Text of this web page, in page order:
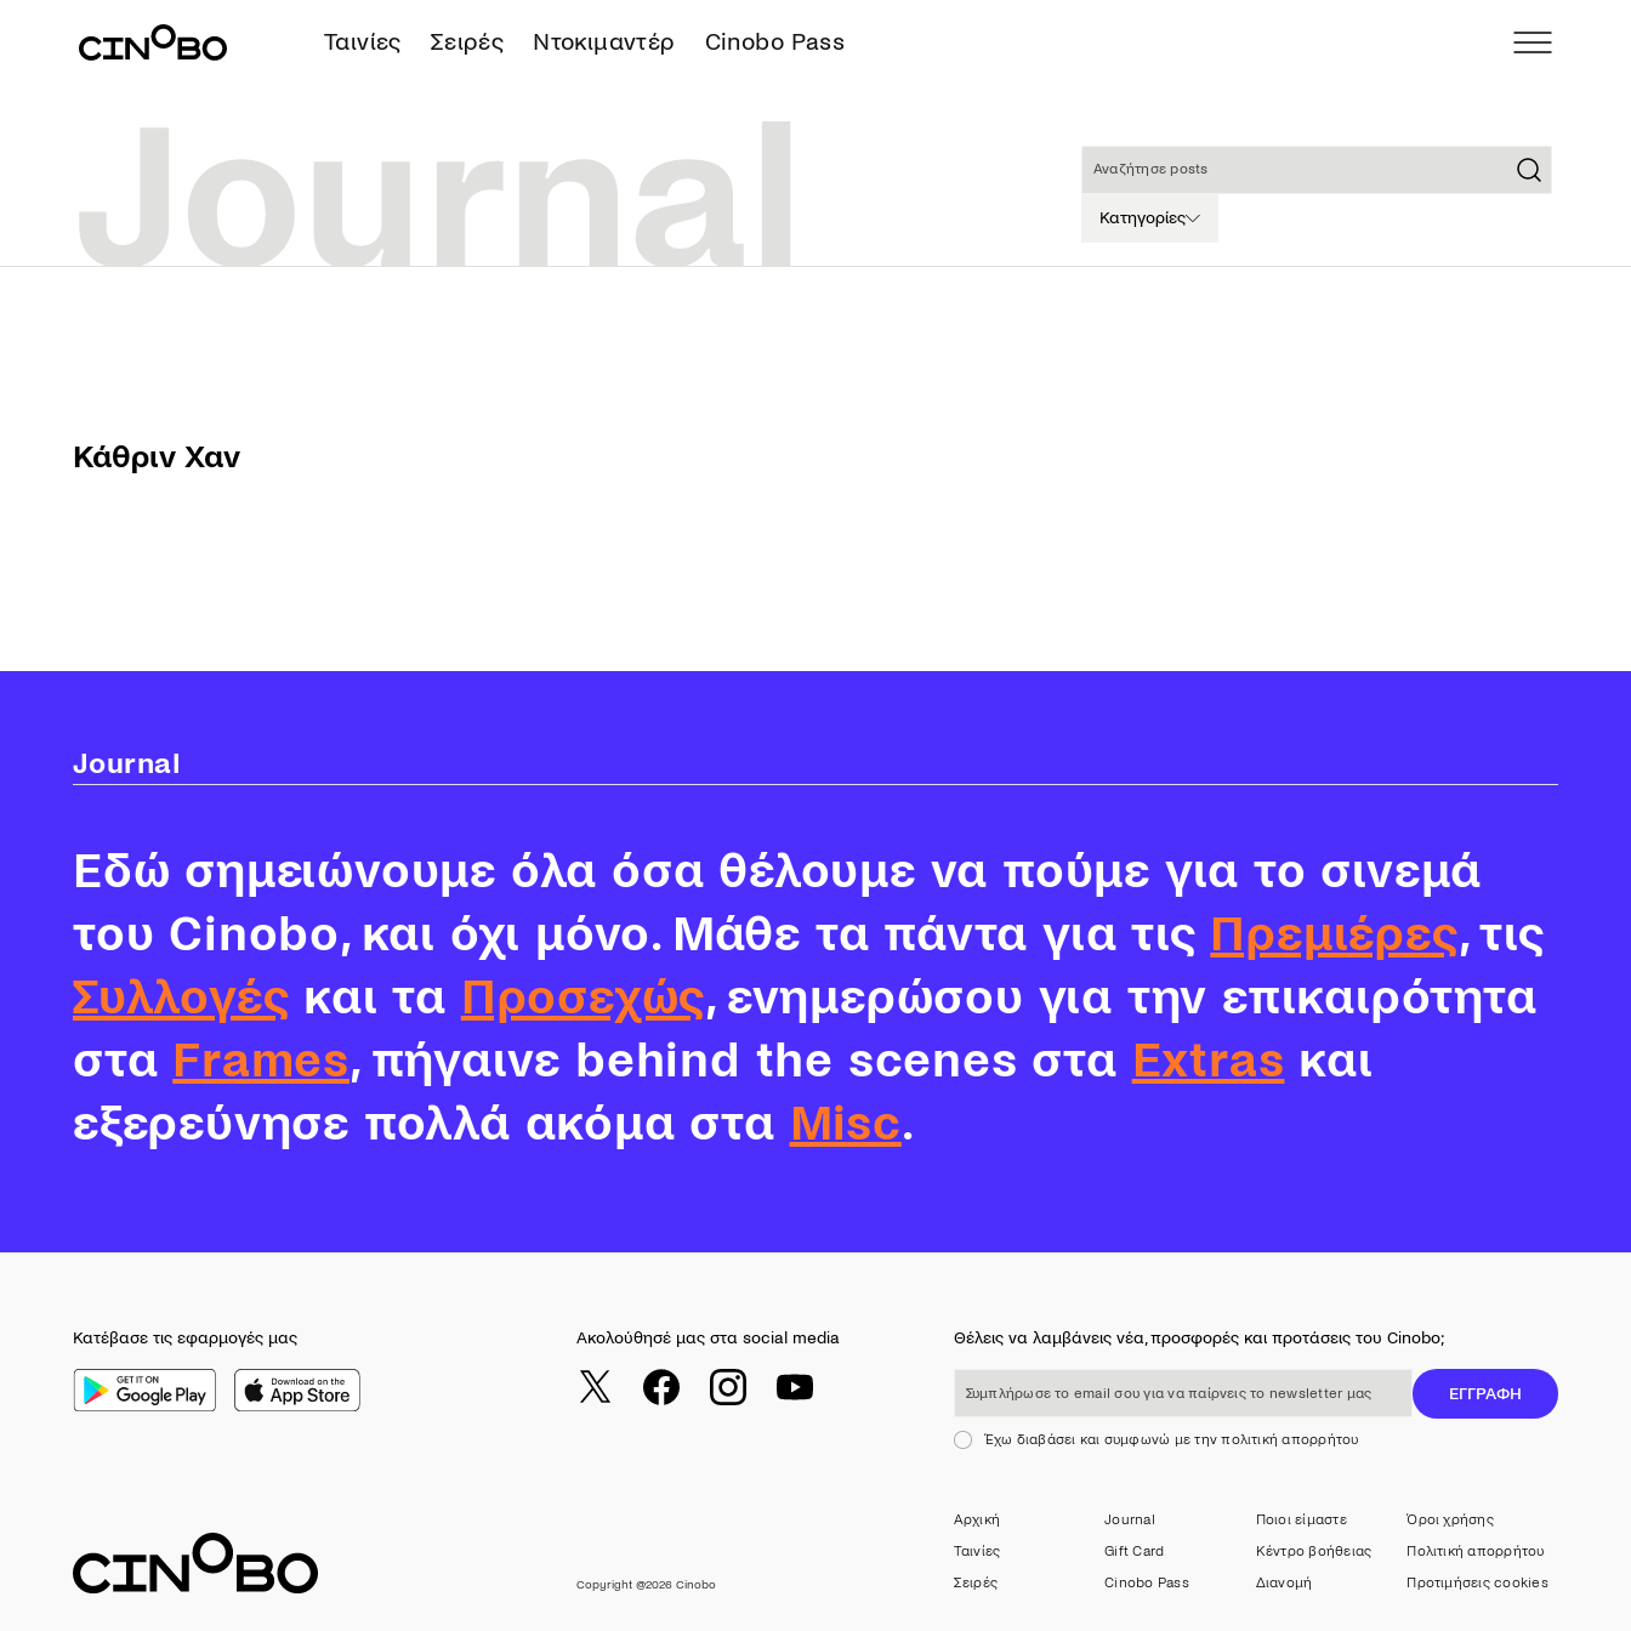
Ταινίες Σειρές Ντοκιμαντέρ Cinobo Pass
Κατηγορίες
Κάθριν Χαν
Journal
Εδώ σημειώνουμε όλα όσα θέλουμε να πούμε για το σινεμά
του Cinobo, και όχι μόνο. Μάθε τα πάντα για τις Πρεμιέρες, τις
Συλλογές και τα Προσεχώς, ενημερώσου για την επικαιρότητα
στα Frames, πήγαινε behind the scenes στα Extras και
εξερεύνησε πολλά ακόμα στα Misc.
Κατέβασε τις εφαρμογές μας Ακολούθησέ μας στα social media Θέλεις να λαμβάνεις νέα, προσφορές και προτάσεις του Cinobo;
ΕΓΓΡΑΦΗ
Έχω διαβάσει και συμφωνώ με την πολιτική απορρήτου
Copyright @2026 Cinobo
Αρχική
Ταινίες
Σειρές
Journal
Gift Card
Cinobo Pass
Ποιοι είμαστε
Κέντρο βοήθειας
Διανομή
Όροι χρήσης
Πολιτική απορρήτου
Προτιμήσεις cookies